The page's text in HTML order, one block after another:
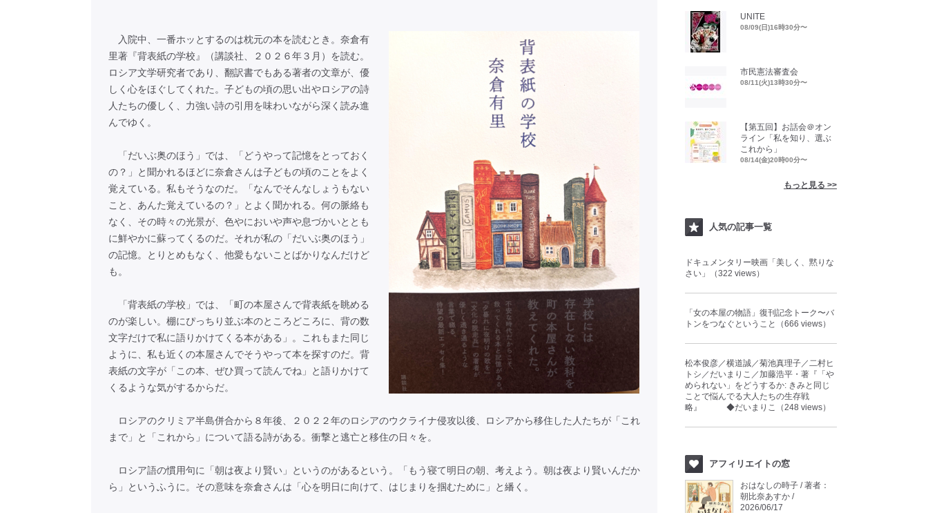
入院中、一番ホッとするのは枕元の本を読むとき。奈倉有
里著『背表紙の学校』（講談社、２０２６年３月）を読む。
ロシア文学研究者であり、翻訳書でもある著者の文章が、優
しく心をほぐしてくれた。子どもの頃の思い出やロシアの詩
人たちの優しく、力強い詩の引用を味わいながら深く読み進
んでゆく。
「だいぶ奥のほう」では、「どうやって記憶をとっておく
の？」と聞かれるほどに奈倉さんは子どもの頃のことをよく
覚えている。私もそうなのだ。「なんでそんなしょうもない
こと、あんた覚えているの？」とよく聞かれる。何の脈絡も
なく、その時々の光景が、色やにおいや声や息づかいととも
に鮮やかに蘇ってくるのだ。それが私の「だいぶ奥のほう」
の記憶。とりとめもなく、他愛もないことばかりなんだけど
も。
「背表紙の学校」では、「町の本屋さんで背表紙を眺める
のが楽しい。棚にぴっちり並ぶ本のところどころに、背の数
文字だけで私に語りかけてくる本がある」。これもまた同じ
ように、私も近くの本屋さんでそうやって本を探すのだ。背
表紙の文字が「この本、ぜひ買って読んでね」と語りかけて
くるような気がするからだ。
ロシアのクリミア半島併合から８年後、２０２２年のロシアのウクライナ侵攻以後、ロシアから移住した人たちが「これ
まで」と「これから」について語る詩がある。衝撃と逃亡と移住の日々を。
ロシア語の慣用句に「朝は夜より賢い」というのがあるという。「もう寝て明日の朝、考えよう。朝は夜より賢いんだか
ら」というふうに。その意味を奈倉さんは「心を明日に向けて、はじまりを掴むために」と繙く。
UNITE
08/09(日)16時30分〜
市民憲法審査会
08/11(火)13時30分〜
【第五回】お話会＠オン
ライン「私を知り、選ぶ
これから」
08/14(金)20時00分〜
もっと見る >>
人気の記事一覧
ドキュメンタリー映画「美しく、黙りな
さい」（322 views）
「女の本屋の物語」復刊記念トーク〜バ
トンをつなぐということ（666 views）
松本俊彦／横道誠／菊池真理子／二村ヒ
トシ／だいまりこ／加藤浩平・著『「や
められない」をどうするか: きみと同じ
ことで悩んでる大人たちの生存戦
略』 ◆だいまりこ（248 views）
アフィリエイトの窓
おはなしの時子 / 著者：
朝比奈あすか /
2026/06/17